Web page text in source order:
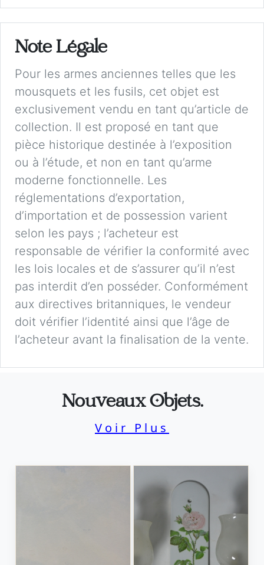
Note Légale
Pour les armes anciennes telles que les
mousquets et les fusils, cet objet est
exclusivement vendu en tant qu’article de
collection. Il est proposé en tant que
pièce historique destinée à l’exposition
ou à l’étude, et non en tant qu’arme
moderne fonctionnelle. Les
réglementations d’exportation,
d’importation et de possession varient
selon les pays ; l’acheteur est
responsable de vérifier la conformité avec
les lois locales et de s’assurer qu’il n’est
pas interdit d’en posséder. Conformément
aux directives britanniques, le vendeur
doit vérifier l’identité ainsi que l’âge de
l’acheteur avant la finalisation de la vente.
Nouveaux Objets.
Voir Plus